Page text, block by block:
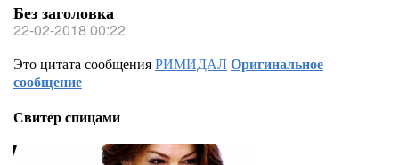
Без заголовка
22-02-2018 00:22
Это цитата сообщенияРИМИДАЛОригинальное
сообщение
Свитер спицами